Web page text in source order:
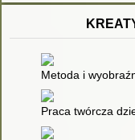
Metoda i
Praca twórcza